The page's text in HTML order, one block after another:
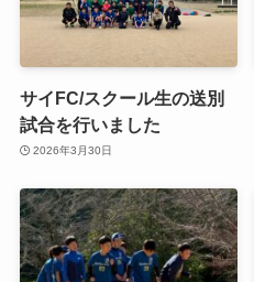
サイFC/スクール生の送別
試合を行いました
2026年3月30日